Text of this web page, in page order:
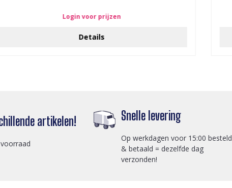
Login voor prijzen
Details
artikelen! Snelle levering
Op werkdagen voor 15:00 besteld
& betaald = dezelfde dag
verzonden!